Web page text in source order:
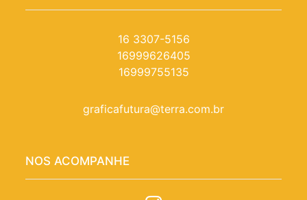
16 3307-5156
16999626405
16999755135
graficafutura@terra.com.br
NOS ACOMPANHE